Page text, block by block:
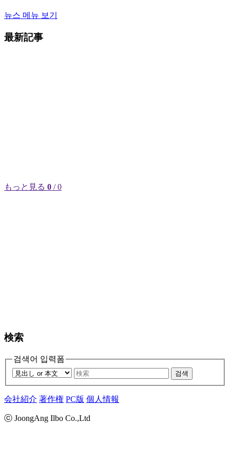
뉴스 메뉴 보기
最新記事
もっと見る 0 / 0
検索
검색어 입력폼
검색
会社紹介 著作権 PC版 個人情報
ⓒ JoongAng Ilbo Co.,Ltd